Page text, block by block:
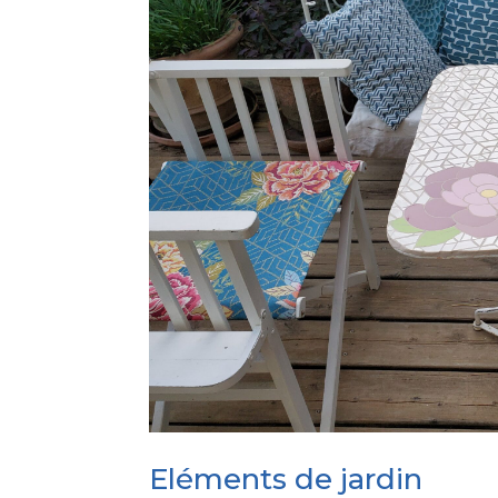
Eléments de jardin